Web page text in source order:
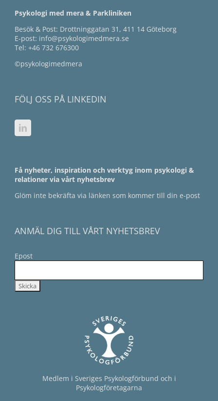
Psykologi med mera & Parkliniken
Besök & Post: Drottninggatan 31, 411 14 Göteborg
E-post: info@psykologimedmera.se
Tel: +46 732 676300
©psykologimedmera
FÖLJ OSS PÅ LINKEDIN
Få nyheter, inspiration och verktyg inom psykologi &
relationer via vårt nyhetsbrev
Glöm inte bekräfta via länken som kommer till din e-post
ANMÄL DIG TILL VÅRT NYHETSBREV
Epost
Medlem i Sveriges Psykologförbund och i
Psykologföretagarna